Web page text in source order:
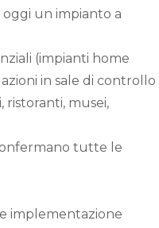
un impianto a
(impianti home
in sale di controllo
ristoranti, musei,
tutte le
implementazione